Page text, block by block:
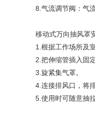
8.气流调节阀：气
移动式万向抽风罩
1.根据工作场所及
2.把伸缩管插入固
3.旋紧集气罩。
4.连接排风口，将
5.使用时可随意抽